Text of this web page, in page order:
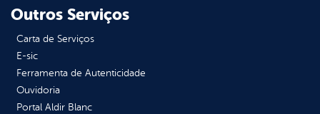
Outros Serviços
Carta de Serviços
E-sic
Ferramenta de Autenticidade
Ouvidoria
Portal Aldir Blanc